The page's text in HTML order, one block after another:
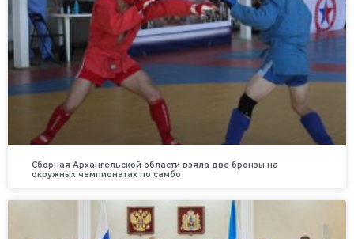
Сборная Архангельской области взяла две бронзы на
окружных чемпионатах по самбо